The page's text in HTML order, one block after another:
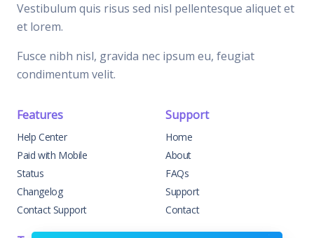
Vestibulum quis risus sed nisl pellentesque aliquet et
et lorem.
Fusce nibh nisl, gravida nec ipsum eu, feugiat
condimentum velit.
Features
Help Center
Paid with Mobile
Status
Changelog
Contact Support
Support
Home
About
FAQs
Support
Contact